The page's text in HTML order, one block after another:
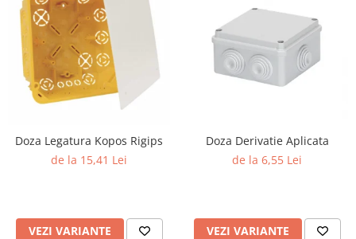
Doza Legatura Kopos Rigips
de la 15,41 Lei
VEZI VARIANTE
Doza Derivatie Aplicata
de la 6,55 Lei
VEZI VARIANTE